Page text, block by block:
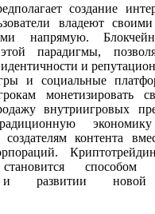
создание
владеют
напрямую.
парадигмы,
и
и социальные
монетизировать
внутриигровых
создателям контента
способом
и развитии новой